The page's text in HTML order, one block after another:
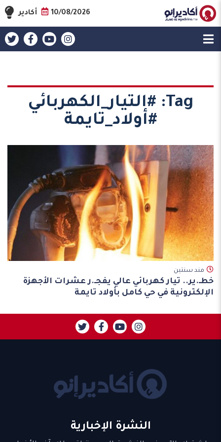
10/08/2026 أكادير
Tag:
#التيار_الكهربائي
#أولاد_تايمة
مند سنتين
خطـ.ير.. تيار كهربائي عالي يفجـ.ر عشرات الأجهزة
الإلكترونية في حي كامل بأولاد تايمة
النشرة الإخبارية